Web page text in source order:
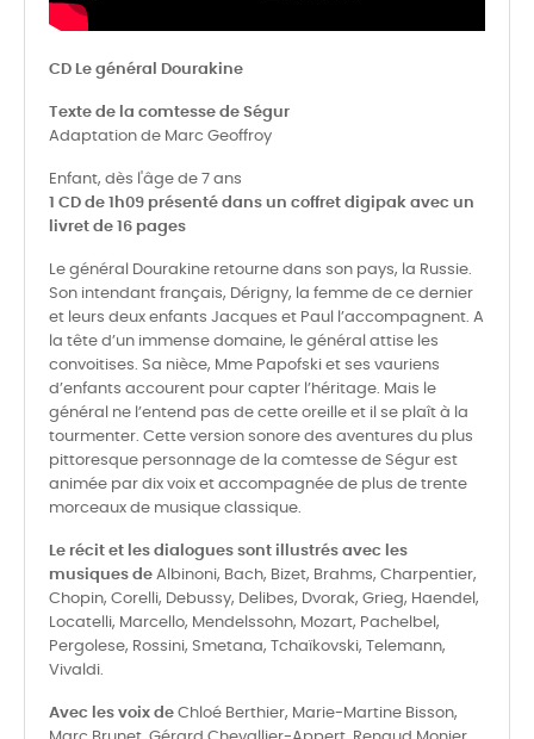
CD Le général Dourakine
Texte de la comtesse de Ségur
Adaptation de Marc Geoffroy
Enfant, dès l'âge de 7 ans
1 CD de 1h09 présenté dans un coffret digipak avec un
livret de 16 pages
Le général Dourakine retourne dans son pays, la Russie.
Son intendant français, Dérigny, la femme de ce dernier
et leurs deux enfants Jacques et Paul l’accompagnent. A
la tête d’un immense domaine, le général attise les
convoitises. Sa nièce, Mme Papofski et ses vauriens
d’enfants accourent pour capter l’héritage. Mais le
général ne l’entend pas de cette oreille et il se plaît à la
tourmenter. Cette version sonore des aventures du plus
pittoresque personnage de la comtesse de Ségur est
animée par dix voix et accompagnée de plus de trente
morceaux de musique classique.
Le récit et les dialogues sont illustrés avec les
musiques de Albinoni, Bach, Bizet, Brahms, Charpentier,
Chopin, Corelli, Debussy, Delibes, Dvorak, Grieg, Haendel,
Locatelli, Marcello, Mendelssohn, Mozart, Pachelbel,
Pergolese, Rossini, Smetana, Tchaïkovski, Telemann,
Vivaldi.
Avec les voix de Chloé Berthier, Marie-Martine Bisson,